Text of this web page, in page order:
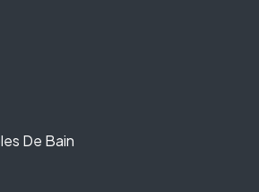
De Bain